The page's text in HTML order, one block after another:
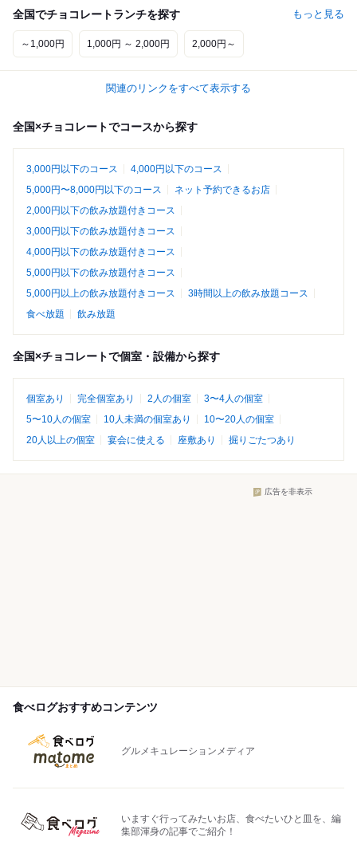
全国でチョコレートランチを探す もっと見る
～1,000円 1,000円 ～ 2,000円 2,000円～
関連のリンクをすべて表示する
全国×チョコレートでコースから探す
3,000円以下のコース
4,000円以下のコース
5,000円〜8,000円以下のコース
ネット予約できるお店
2,000円以下の飲み放題付きコース
3,000円以下の飲み放題付きコース
4,000円以下の飲み放題付きコース
5,000円以下の飲み放題付きコース
5,000円以上の飲み放題付きコース
3時間以上の飲み放題コース
食べ放題
飲み放題
全国×チョコレートで個室・設備から探す
個室あり 完全個室あり 2人の個室
3〜4人の個室
5〜10人の個室
10人未満の個室あり
10〜20人の個室
20人以上の個室
宴会に使える 座敷あり 掘りごたつあり
広告を非表示
食べログおすすめコンテンツ
グルメキュレーションメディア
いますぐ行ってみたいお店、食べたいひと皿を、編
集部渾身の記事でご紹介！